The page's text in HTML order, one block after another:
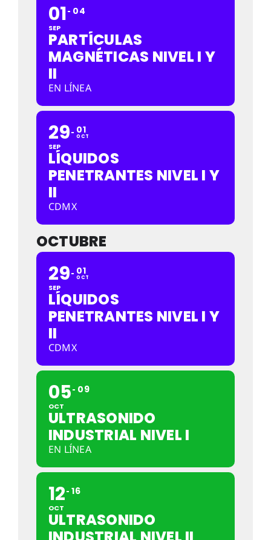
01
SEP
04
PARTÍCULAS
MAGNÉTICAS NIVEL I Y
II
EN LÍNEA
29
SEP
01
OCT
LÍQUIDOS
PENETRANTES NIVEL I Y
II
CDMX
OCTUBRE
29
SEP
01
OCT
LÍQUIDOS
PENETRANTES NIVEL I Y
II
CDMX
05
OCT
09
ULTRASONIDO
INDUSTRIAL NIVEL I
EN LÍNEA
12
OCT
16
ULTRASONIDO